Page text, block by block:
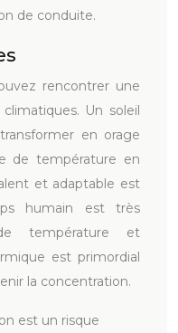
de conduite.
rencontrer une
Un soleil
en orage
de température en
et adaptable est
humain est très
température et
est primordial
la concentration.
est un risque